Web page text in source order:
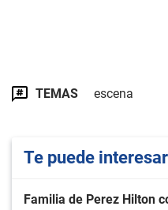
TEMAS escena
Te puede interesar
Familia de Perez Hilton